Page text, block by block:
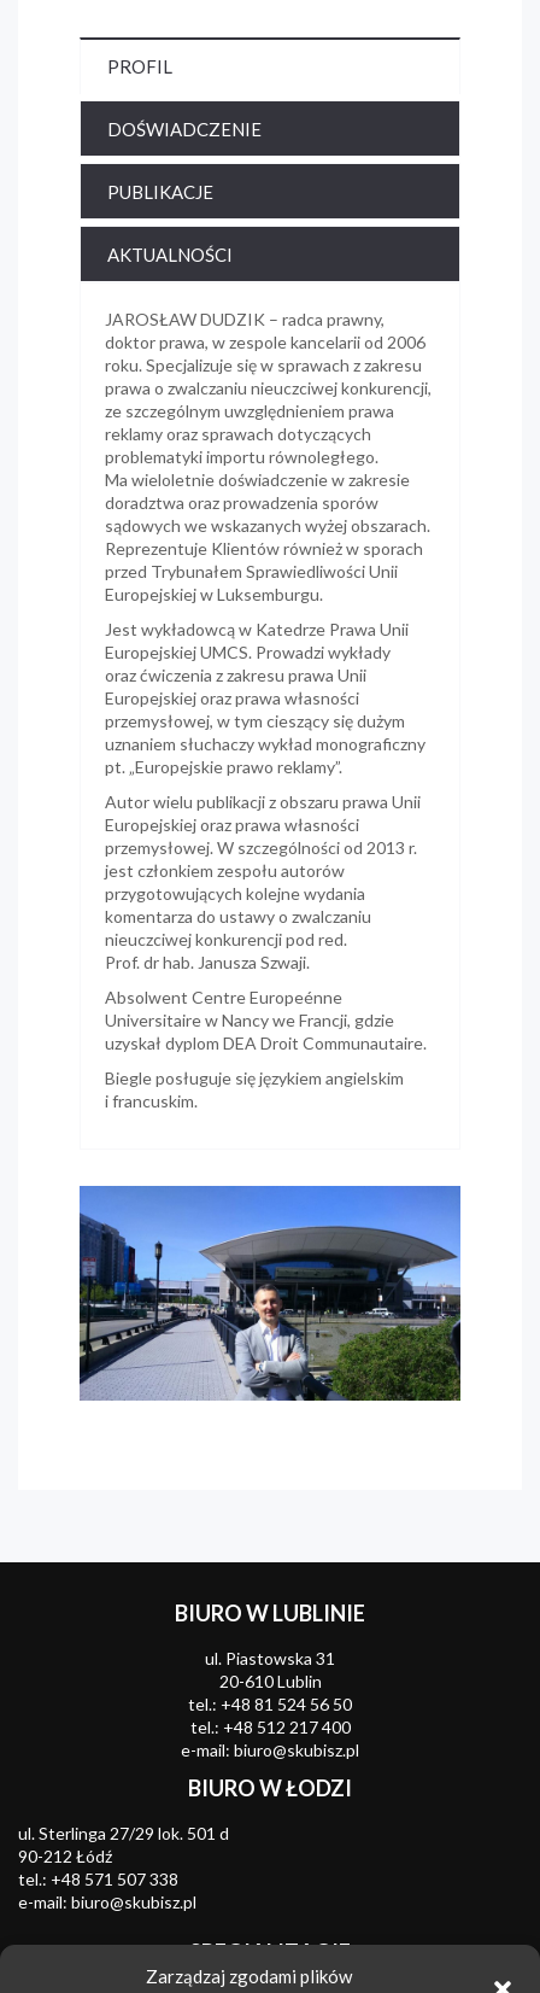
Zarządzaj zgodami plików
PROFIL
DOŚWIADCZENIE
PUBLIKACJE
AKTUALNOŚCI
JAROSŁAW DUDZIK – radca prawny,
doktor prawa, w zespole kancelarii od 2006
roku. Specjalizuje się w sprawach z zakresu
prawa o zwalczaniu nieuczciwej konkurencji,
ze szczególnym uwzględnieniem prawa
reklamy oraz sprawach dotyczących
problematyki importu równoległego.
Ma wieloletnie doświadczenie w zakresie
doradztwa oraz prowadzenia sporów
sądowych we wskazanych wyżej obszarach.
Reprezentuje Klientów również w sporach
przed Trybunałem Sprawiedliwości Unii
Europejskiej w Luksemburgu.
Jest wykładowcą w Katedrze Prawa Unii
Europejskiej UMCS. Prowadzi wykłady
oraz ćwiczenia z zakresu prawa Unii
Europejskiej oraz prawa własności
przemysłowej, w tym cieszący się dużym
uznaniem słuchaczy wykład monograficzny
pt. „Europejskie prawo reklamy”.
Autor wielu publikacji z obszaru prawa Unii
Europejskiej oraz prawa własności
przemysłowej. W szczególności od 2013 r.
jest członkiem zespołu autorów
przygotowujących kolejne wydania
komentarza do ustawy o zwalczaniu
nieuczciwej konkurencji pod red.
Prof. dr hab. Janusza Szwaji.
Absolwent Centre Europeénne
Universitaire w Nancy we Francji, gdzie
uzyskał dyplom DEA Droit Communautaire.
Biegle posługuje się językiem angielskim
i francuskim.
BIURO W LUBLINIE
ul. Piastowska 31
20-610 Lublin
tel.: +48 81 524 56 50
tel.: +48 512 217 400
e-mail: biuro@skubisz.pl
BIURO W ŁODZI
ul. Sterlinga 27/29 lok. 501 d
90-212 Łódź
tel.: +48 571 507 338
e-mail: biuro@skubisz.pl
SPECJALIZACJE